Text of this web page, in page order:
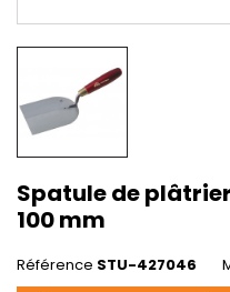
Spatule de
100 mm
Référence STU-427046